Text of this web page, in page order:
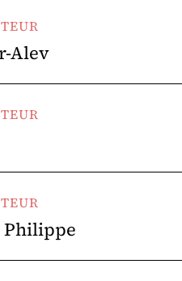
Alev
Philippe